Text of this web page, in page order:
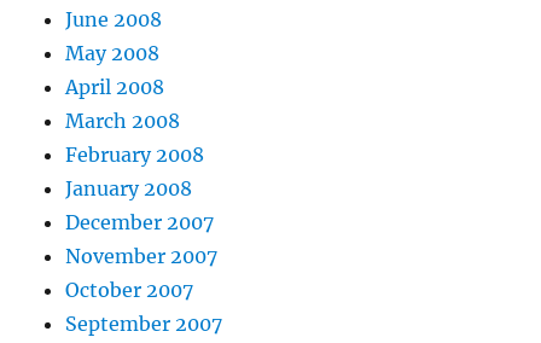
June 2008
May 2008
April 2008
March 2008
February 2008
January 2008
December 2007
November 2007
October 2007
September 2007